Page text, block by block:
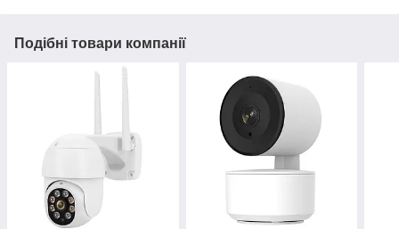
Подібні товари компанії